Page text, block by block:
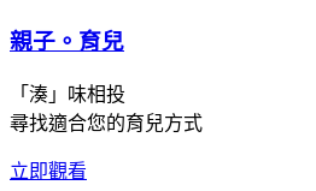
親子。育兒
「湊」味相投
尋找適合您的育兒方式
立即觀看